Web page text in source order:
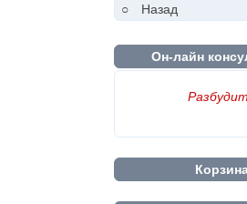
○ Назад
Он-лайн